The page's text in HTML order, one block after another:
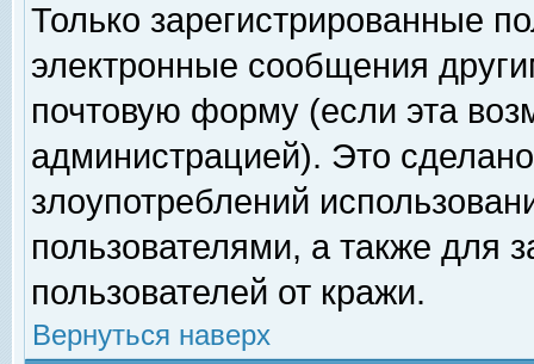
Только зарегистрированные
электронные сообщения
почтовую форму (если эта
администрацией). Это
злоупотреблений
пользователями, а также для
пользователей от кражи.
Вернуться наверх